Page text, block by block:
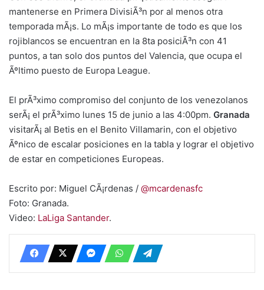
mantenerse en Primera DivisiÃ³n por al menos otra
temporada mÃ¡s. Lo mÃ¡s importante de todo es que los
rojiblancos se encuentran en la 8ta posiciÃ³n con 41
puntos, a tan solo dos puntos del Valencia, que ocupa el
Ãºltimo puesto de Europa League.
El prÃ³ximo compromiso del conjunto de los venezolanos
serÃ¡ el prÃ³ximo lunes 15 de junio a las 4:00pm. Granada
visitarÃ¡ al Betis en el Benito Villamarin, con el objetivo
Ãºnico de escalar posiciones en la tabla y lograr el objetivo
de estar en competiciones Europeas.
Escrito por: Miguel CÃ¡rdenas / @mcardenasfc
Foto: Granada.
Video: LaLiga Santander.